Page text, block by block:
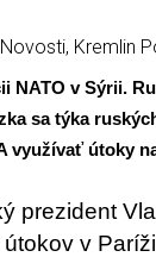
Kremlin
NATO v Sýrii.
sa týka
využívať útoky
prezident
v